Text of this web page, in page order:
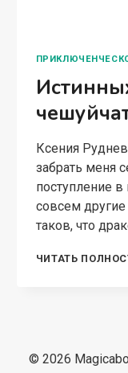
Ксения
забрать меня
поступление
совсем
таков, что
ЧИТАТЬ
© 2026